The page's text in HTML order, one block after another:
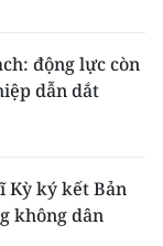
động lực còn
dẫn dắt
Kỳ ký kết Bản
không dân